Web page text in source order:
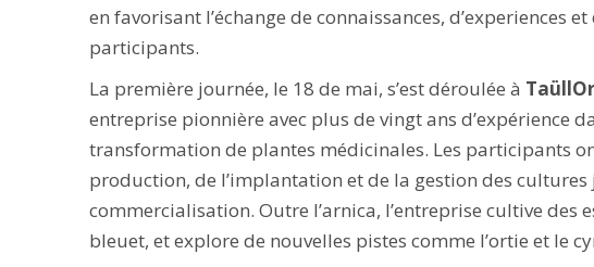
en favorisant l’échange de connaissances, d’experiences
participants.
La première journée, le 18 de mai, s’est déroulée à
entreprise pionnière avec plus de vingt ans d’expérience
transformation de plantes médicinales. Les participants
production, de l’implantation et de la gestion des cultures
commercialisation. Outre l’arnica, l’entreprise cultive des
bleuet, et explore de nouvelles pistes comme l’ortie et le